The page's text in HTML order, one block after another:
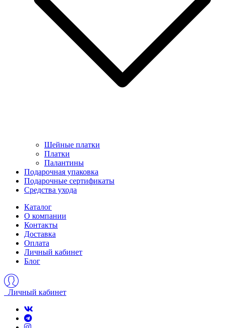
Шейные платки
Платки
Палантины
Подарочная упаковка
Подарочные сертификаты
Средства ухода
Каталог
О компании
Контакты
Доставка
Оплата
Личный кабинет
Блог
Личный кабинет